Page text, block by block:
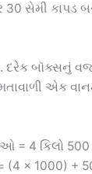
30 સેમી કાપડ
દરેક બૉક્સનું
એક
= 4 કિલો 500
(4 × 1000) +